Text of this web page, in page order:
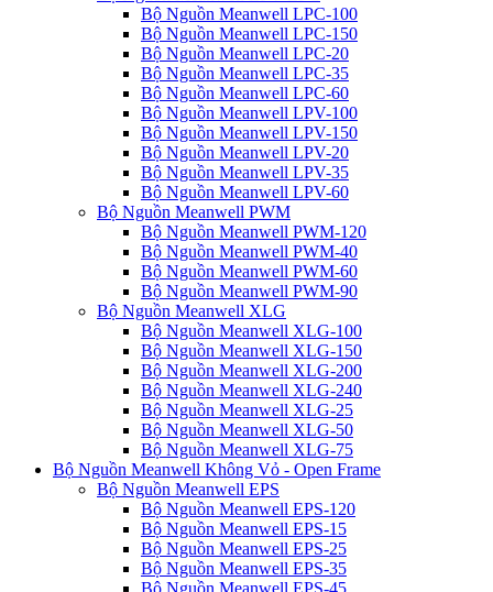
Bộ Nguồn Meanwell LPC-100
Bộ Nguồn Meanwell LPC-150
Bộ Nguồn Meanwell LPC-20
Bộ Nguồn Meanwell LPC-35
Bộ Nguồn Meanwell LPC-60
Bộ Nguồn Meanwell LPV-100
Bộ Nguồn Meanwell LPV-150
Bộ Nguồn Meanwell LPV-20
Bộ Nguồn Meanwell LPV-35
Bộ Nguồn Meanwell LPV-60
Bộ Nguồn Meanwell PWM
Bộ Nguồn Meanwell PWM-120
Bộ Nguồn Meanwell PWM-40
Bộ Nguồn Meanwell PWM-60
Bộ Nguồn Meanwell PWM-90
Bộ Nguồn Meanwell XLG
Bộ Nguồn Meanwell XLG-100
Bộ Nguồn Meanwell XLG-150
Bộ Nguồn Meanwell XLG-200
Bộ Nguồn Meanwell XLG-240
Bộ Nguồn Meanwell XLG-25
Bộ Nguồn Meanwell XLG-50
Bộ Nguồn Meanwell XLG-75
Bộ Nguồn Meanwell Không Vỏ - Open Frame
Bộ Nguồn Meanwell EPS
Bộ Nguồn Meanwell EPS-120
Bộ Nguồn Meanwell EPS-15
Bộ Nguồn Meanwell EPS-25
Bộ Nguồn Meanwell EPS-35
Bộ Nguồn Meanwell EPS-45